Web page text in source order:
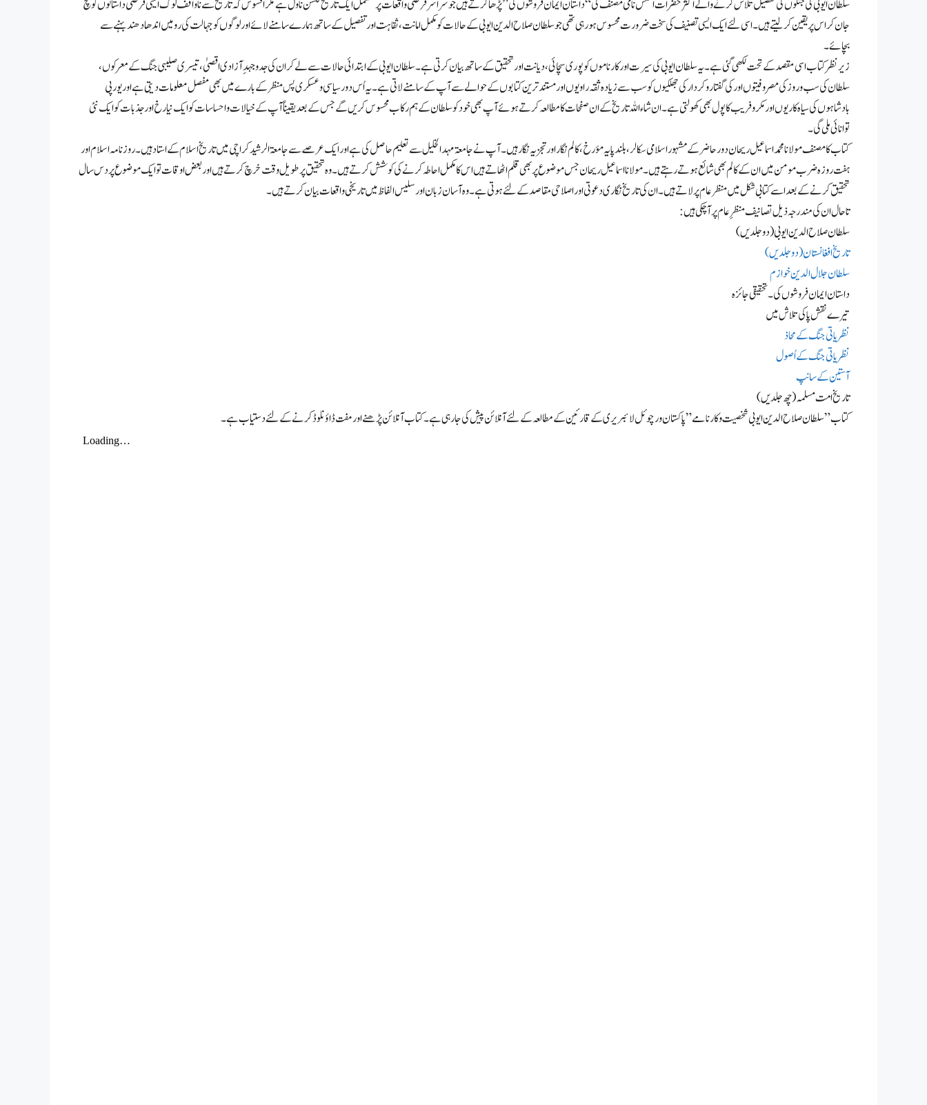
سلطان ایوبی کی جنگوں کی تفصیل تلاش کرنے والے اکثر خضرات التمش نامی مصنف کی “داستان ایمان فروشوں کی” پڑھا کرتے ہیں جو سراسر فرضی واقعات پر مشتمل ایک تاریخ فکشن ناول ہے مگر افسوس کہ تاریخ سے ناواقف لوگ ایسی فرضی داستانوں کو سچ
جان کر اس پر یقین کرلیتے ہیں۔ اسی لئے ایک ایسی تصنیف کی سخت ضرورت محسوس ہورہی تھی جو سلطان صلاح الدین ایوبی کے حالات کو مکمل امانت، ثقاہت اور تفصیل کے ساتھ ہمارے سامنے لائے اور لوگوں کو جہالت کی رو میں اندھا دھند بہنے سے
بچائے۔
زیرنظر کتاب اسی مقصد کے تحت لکھی گئی ہے۔ یہ سلطان ایوبی کی سیرت اور کارناموں کو پوری سچائی، دیانت اور تحقیق کے ساتھ بیان کرتی ہے۔ سلطان ایوبی کے ابتدائی حالات سے لے کر ان کی جدوجہدِ آزادی اقصیٰ، تیسری صلیبی جنگ کے معرکوں،
سلطان کی سب وروز کی مصروفیتوں اور کی گفتار و کردار کی جھلکیوں کو سب سے زیادہ ثقہ راویوں اور مستند ترین کتابوں کے حوالے سے آپ کے سامنے لاتی ہے۔ یہ اُس دور سیاسی و عسکری پس منظر کے بارے میں بھی مفصل معلومات دیتی ہے اور یورپی
بادشاہوں کی سیاہ کاریوں اور مکروفریب کا پول بھی کھولتی ہے۔ ان شاء اللہ تاریخ کے ان صفحات کا مطالعہ کرتے ہوئے آپ بھی خود کو سلطان کے ہم رکاب محسوس کریں گے جس کے بعد یقیناً آپ کے خیالات و احساسات کو ایک نیا رخ اور جذبات کو ایک نئی
توانائی ملی گی ۔
کتاب کا مصنف مولانا محمد اسماعیل ریحان دورحاضر کے مشہور اسلامی سکالر، بلند پایہ مؤرخ ،کالم نگار اور تجزیہ نگار ہیں۔ آپ نے جامعۃ مہد الخلیل سے تعلیم حاصل کی ہے اور ایک عرصے سے جامعۃ الرشید کراچی میں تاریخ اسلام کے استاد ہیں۔روزنامہ اسلام اور
ہفت روزہ ضرب مومن میں ان کے کالم بھی شائع ہوتے رہتے ہیں۔ مولانا اسماعیل ریحان جس موضوع پر بھی قلم اٹھاتے ہیں اس کا مکمل احاطہ کرنے کی کوشش کرتے ہیں۔ وہ تحقیق پر طویل وقت خرچ کرتے ہیں اور بعض اوقات تو ایک موضوع پر دس سال
تحقیق کرنے کے بعد اسے کتابی شکل میں منظر عام پر لاتے ہیں۔ ان کی تاریخ نگاری دعوتی اور اصلاحی مقاصد کے لئے ہوتی ہے۔ وہ آسان زبان اورسلیس الفاظ میں تاریخی واقعات بیان کرتے ہیں۔
تاحال ان کی مندرجہ ذیل تصانیف منظرِ عام پر آچکی ہیں:
سلطان صلاح الدین ایوبی (دو جلدیں)
تاریخ افغانستان (دو جلدیں)
سلطان جلال الدین خوازم
داستان ایمان فروشوں کی ۔ تحقیقی جائزہ
تیرے نقش پا کی تلاش میں
نظریاتی جنگ کے محاذ
نظریاتی جنگ کے اُصول
آستین کے سانپ
تاریخ امت مسلمہ (چھ جلدیں)
کتاب ” سلطان صلاح الدین ایوبی شخصیت و کارنامے” پاکستان ورچوئل لائبریری کے قارئین کے مطالعہ کے لئے آنلائن پیش کی جارہی ہے۔ کتاب آنلائن پڑھنے اور مفت ڈاؤنلوڈ کرنے کے لئے دستیاب ہے۔